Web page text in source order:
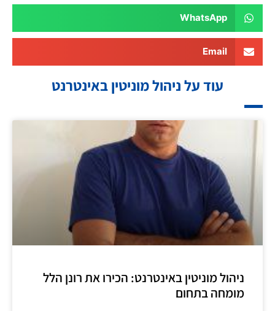
WhatsApp
Email
עוד על ניהול מוניטין באינטרנט
ניהול מוניטין באינטרנט: הכירו את רונן הלל
מומחה בתחום